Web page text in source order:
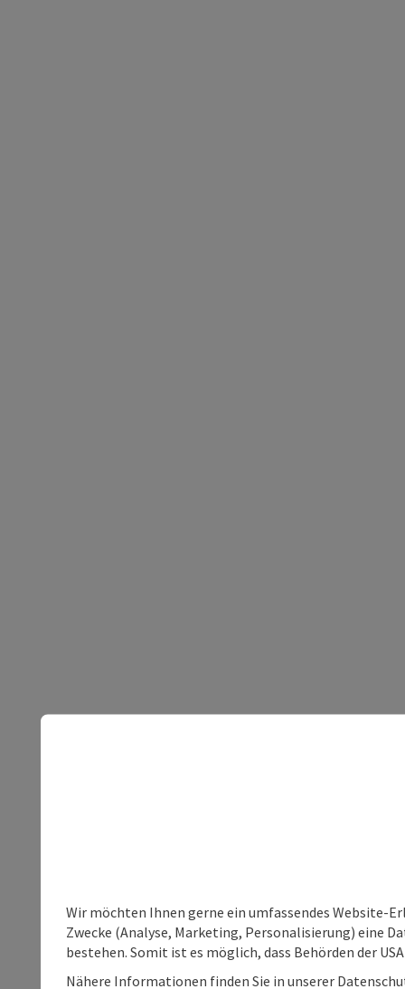
Wir möchten Ihnen gerne ein umfassendes Website-
Zwecke (Analyse, Marketing, Personalisierung) eine
bestehen. Somit ist es möglich, dass Behörden der
Nähere Informationen finden Sie in unserer